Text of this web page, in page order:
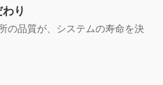
り
の品質が、システムの寿命を決